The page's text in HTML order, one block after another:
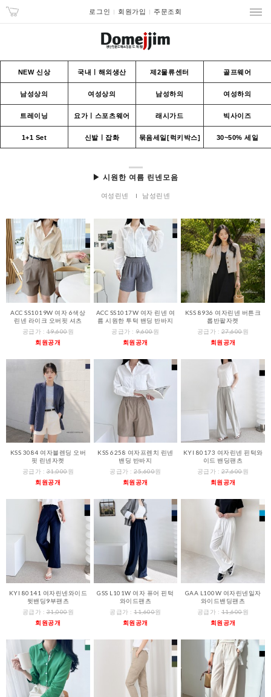
로그인 회원가입 주문조회
NEW 신상 국내ㅣ해외생산 제2물류센터 골프웨어
남성상의 여성상의 남성하의 여성하의
트레이닝 요가ㅣ스포츠웨어 래시가드 빅사이즈
1+1 Set 신발ㅣ잡화 묶음세일[럭키박스] 30~50% 세일
▶ 시원한 여름 린넨모음
여성린넨 남성린넨
ACC SS1019W 여자 6색상
린넨 라이크 오버핏 셔츠
공급가 :19,600원
회원공개
ACC SS1017W 여자 린넨 여
름 시원한 투턱 밴딩 반바지
공급가 :9,600원
회원공개
KSS 8936 여자린넨 버튼크
롭반팔자켓
공급가 : 27,600원
회원공개
KSS 3084 여자블렌딩 오버
핏 린넨자켓
공급가 :31,000원
회원공개
KSS 6258 여자프렌치 린넨
밴딩 반바지
공급가 :25,600원
회원공개
KYI 80173 여자린넨 핀턱와
이드 밴딩팬츠
공급가 : 27,600원
회원공개
KYI 80141 여자린넨와이드
뒷밴딩9부팬츠
공급가 :31,000원
회원공개
GSS L101W 여자 퓨어 핀턱
와이드팬츠
공급가 :11,600원
회원공개
GAA L100W 여자린넨일자
와이드밴딩팬츠
공급가 : 11,600원
회원공개